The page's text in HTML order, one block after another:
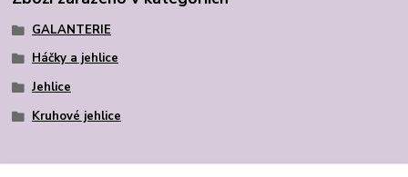
GALANTERIE
Háčky a jehlice
Jehlice
Kruhové jehlice